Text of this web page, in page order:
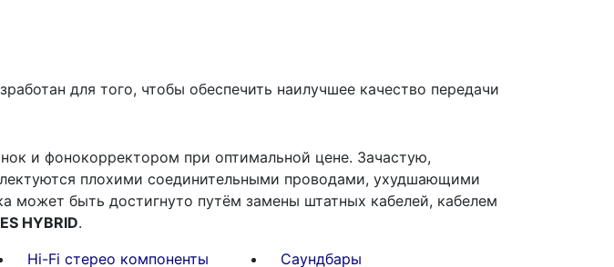
для того, чтобы обеспечить наилучшее качество передачи
и фонокорректором при оптимальной цене. Зачастую,
плохими соединительными проводами, ухудшающими
может быть достигнуто путём замены штатных кабелей, кабелем
HYBRID.
Hi-Fi стерео компоненты
Саундбары